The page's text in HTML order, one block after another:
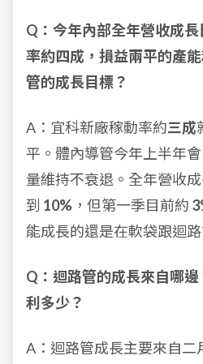
Q：今年內部全年營收成
率約四成，損益兩平的產
管的成長目標？
A：宜科新廠稼動率約三成
平。體內導管今年上半年
量維持不衰退。全年營收
到 10% ，但第一季目前約
能成長的還是在軟袋跟迴路
Q：迴路管的成長來自哪
利多少？
A：迴路管成長主要來自二